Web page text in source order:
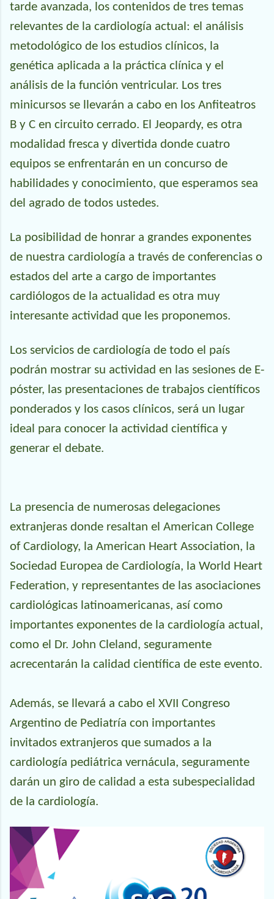
tarde avanzada, los contenidos de tres temas
relevantes de la cardiología actual: el análisis
metodológico de los estudios clínicos, la
genética aplicada a la práctica clínica y el
análisis de la función ventricular. Los tres
minicursos se llevarán a cabo en los Anfiteatros
B y C en circuito cerrado. El Jeopardy, es otra
modalidad fresca y divertida donde cuatro
equipos se enfrentarán en un concurso de
habilidades y conocimiento, que esperamos sea
del agrado de todos ustedes.
La posibilidad de honrar a grandes exponentes
de nuestra cardiología a través de conferencias o
estados del arte a cargo de importantes
cardiólogos de la actualidad es otra muy
interesante actividad que les proponemos.
Los servicios de cardiología de todo el país
podrán mostrar su actividad en las sesiones de E-
póster, las presentaciones de trabajos científicos
ponderados y los casos clínicos, será un lugar
ideal para conocer la actividad científica y
generar el debate.
La presencia de numerosas delegaciones
extranjeras donde resaltan el American College
of Cardiology, la American Heart Association, la
Sociedad Europea de Cardiología, la World Heart
Federation, y representantes de las asociaciones
cardiológicas latinoamericanas, así como
importantes exponentes de la cardiología actual,
como el Dr. John Cleland, seguramente
acrecentarán la calidad científica de este evento.
Además, se llevará a cabo el XVII Congreso
Argentino de Pediatría con importantes
invitados extranjeros que sumados a la
cardiología pediátrica vernácula, seguramente
darán un giro de calidad a esta subespecialidad
de la cardiología.